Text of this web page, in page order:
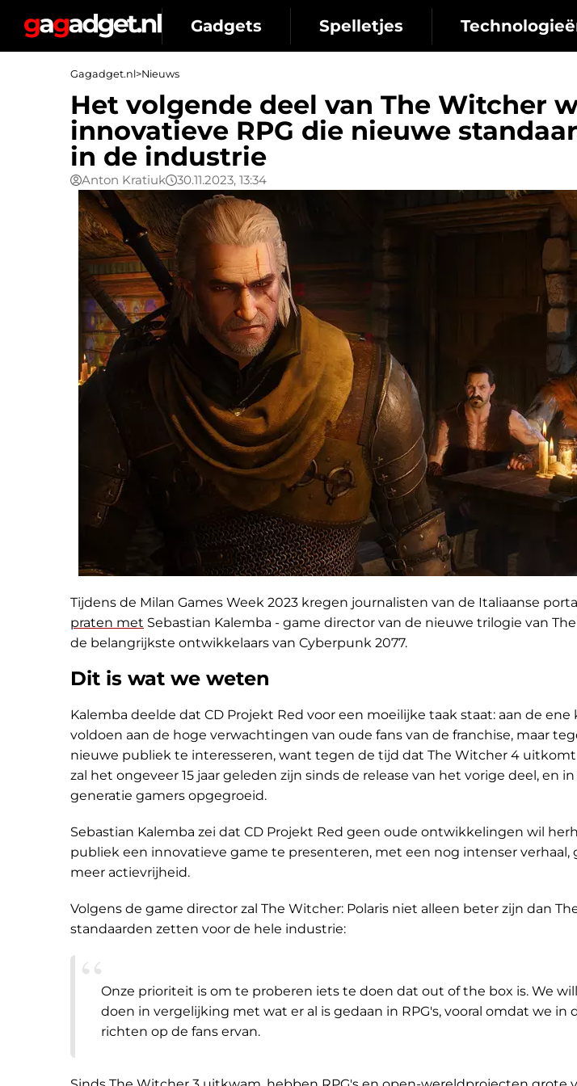
Gadgets Spelletjes
Gagadget.nl>Nieuws
Het volgende deel van The Witcher
innovatieve RPG die nieuwe
in de industrie
Anton Kratiuk 30.11.2023, 13:34
Tijdens de Milan Games Week 2023 kregen journalisten van de Italiaanse
praten met Sebastian Kalemba - game director van de nieuwe trilogie van
de belangrijkste ontwikkelaars van Cyberpunk 2077.
Dit is wat we weten
Kalemba deelde dat CD Projekt Red voor een moeilijke taak staat: aan de
voldoen aan de hoge verwachtingen van oude fans van de franchise, maar
nieuwe publiek te interesseren, want tegen de tijd dat The Witcher 4 uitkomt
zal het ongeveer 15 jaar geleden zijn sinds de release van het vorige deel, en
generatie gamers opgegroeid.
Sebastian Kalemba zei dat CD Projekt Red geen oude ontwikkelingen wil
publiek een innovatieve game te presenteren, met een nog intenser verhaal,
meer actievrijheid.
Volgens de game director zal The Witcher: Polaris niet alleen beter zijn dan
standaarden zetten voor de hele industrie:
Onze prioriteit is om te proberen iets te doen dat out of the box is. We
doen in vergelijking met wat er al is gedaan in RPG's, vooral omdat we in
richten op de fans ervan.